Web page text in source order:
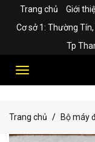
Trang chủ Giới
Cơ sở 1: Thường Tín,
Tp
Toggle
Trang chủ Bộ máy